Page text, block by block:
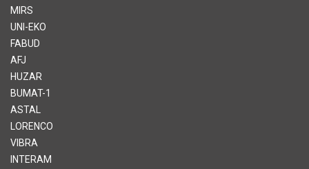
MIRS
UNI-EKO
FABUD
AFJ
HUZAR
BUMAT-1
ASTAL
LORENCO
VIBRA
INTERAM